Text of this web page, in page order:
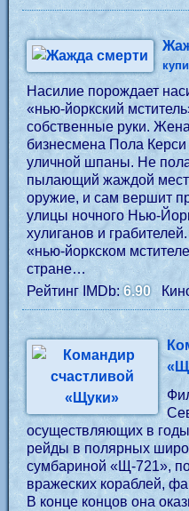
Насилие порождает
«нью-йоркский
собственные руки.
бизнесмена Пола
уличной шпаны. Не
пылающий жаждой
оружие, и сам вершит
улицы ночного Нью-
хулиганов и
«нью-йоркском
стране…
Рейтинг IMDb:6.90
осуществляющих в
рейды в полярных
сумбариной «Щ-721»,
вражеских кораблей,
В конце концов она